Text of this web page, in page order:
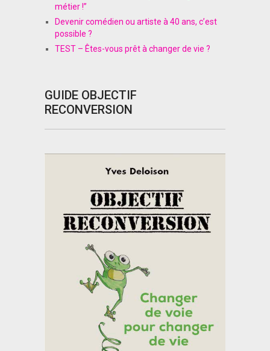
métier !”
Devenir comédien ou artiste à 40 ans, c’est
possible ?
TEST – Êtes-vous prêt à changer de vie ?
GUIDE OBJECTIF
RECONVERSION